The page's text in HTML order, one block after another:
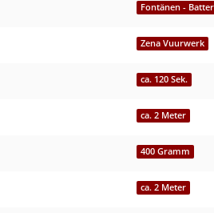
Fontänen -
Zena Vuurwerk
ca. 120 Sek.
ca. 2 Meter
400 Gramm
ca. 2 Meter